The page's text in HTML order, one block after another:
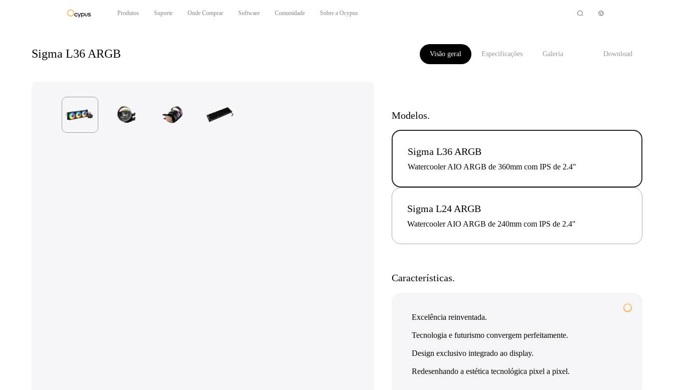
Produtos Suporte Onde Comprar Software Comunidade Sobre a Ocypus
Sigma L36 ARGB Visão geral Especificações Galeria Download
Modelos.
Sigma L36 ARGB
Watercooler AIO ARGB de 360mm com IPS de 2.4"
Sigma L24 ARGB
Watercooler AIO ARGB de 240mm com IPS de 2.4"
Características.
Excelência reinventada.
Tecnologia e futurismo convergem perfeitamente.
Design exclusivo integrado ao display.
Redesenhando a estética tecnológica pixel a pixel.